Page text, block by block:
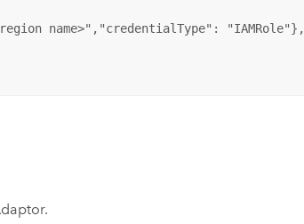
name>","credentialType": "IAMRole"},
.